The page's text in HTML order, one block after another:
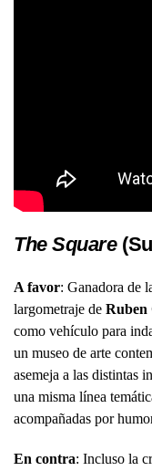
The Square
A favor: Ganadora de
largometraje de Ruben
como vehículo para
un museo de arte
asemeja a las distintas
una misma línea
acompañadas por
En contra: Incluso la